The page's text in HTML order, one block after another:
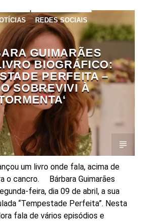
REDES SOCIAIS
GUIMARÃES
BIOGRÁFICO:
PERFEITA –
SOBREVIVI À
um livro onde fala, acima de
o cancro. Bárbara Guimarães
feira, dia 09 de abril, a sua
“Tempestade Perfeita”. Nesta
fala de vários episódios e